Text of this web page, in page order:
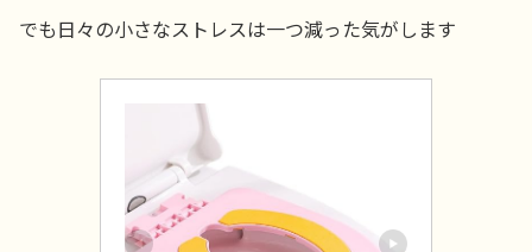
でも日々の小さなストレスは一つ減った気がします